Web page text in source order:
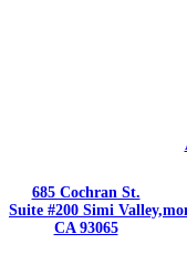
685 Cochran St.
Suite #200 Simi Valley,
CA 93065